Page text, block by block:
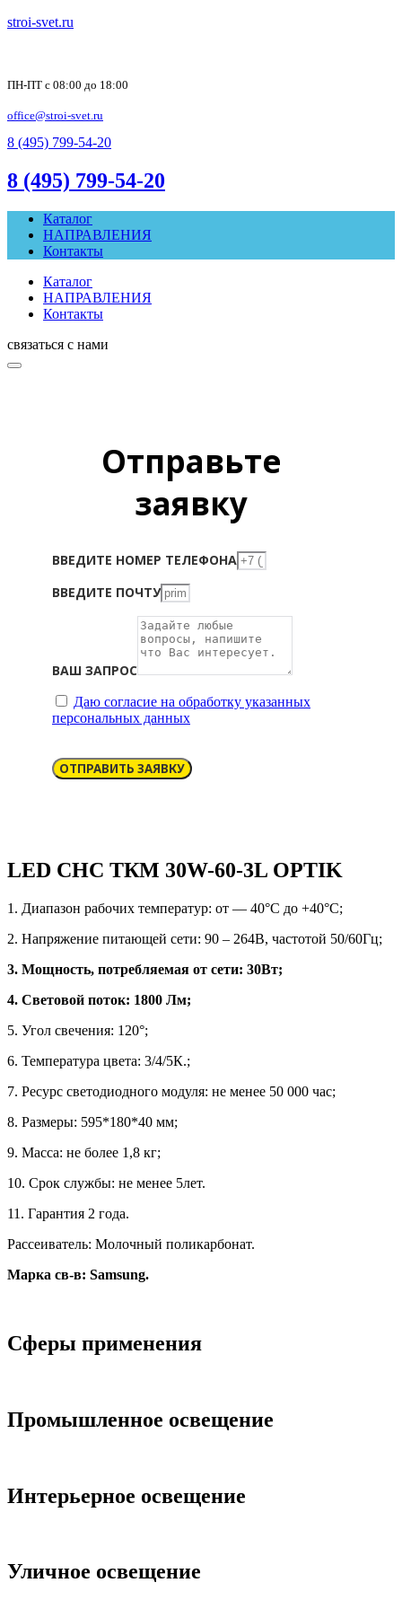
stroi-svet.ru
ПН-ПТ с 08:00 до 18:00
office@stroi-svet.ru
8 (495) 799-54-20
8 (495) 799-54-20
Каталог
НАПРАВЛЕНИЯ
Контакты
Каталог
НАПРАВЛЕНИЯ
Контакты
связаться с нами
Отправьте
заявку
ВВЕДИТЕ НОМЕР ТЕЛЕФОНА
ВВЕДИТЕ ПОЧТУ
ВАШ ЗАПРОС
Даю согласие на обработку указанных
персональных данных
ОТПРАВИТЬ ЗАЯВКУ
LED СНС ТКМ 30W-60-3L OPTIK
1. Диапазон рабочих температур: от — 40°С до +40°С;
2. Напряжение питающей сети: 90 – 264В, частотой 50/60Гц;
3. Мощность, потребляемая от сети: 30Вт;
4. Световой поток: 1800 Лм;
5. Угол свечения: 120°;
6. Температура цвета: 3/4/5К.;
7. Ресурс светодиодного модуля: не менее 50 000 час;
8. Размеры: 595*180*40 мм;
9. Масса: не более 1,8 кг;
10. Срок службы: не менее 5лет.
11. Гарантия 2 года.
Рассеиватель: Молочный поликарбонат.
Марка св-в: Samsung.
Сферы применения
Промышленное освещение
Интерьерное освещение
Уличное освещeние